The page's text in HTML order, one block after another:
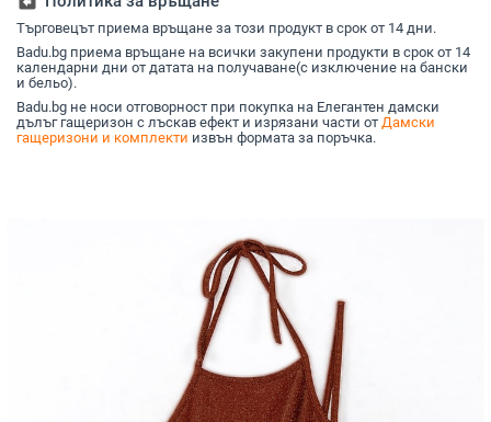
Търговецът приема връщане за този продукт в срок от 14 дни.
Badu.bg приема връщане на всички закупени продукти в срок от 14
календарни дни от датата на получаване(с изключение на бански
и бельо).
Badu.bg не носи отговорност при покупка на Елегантен дамски
дълъг гащеризон с лъскав ефект и изрязани части от Дамски
гащеризони и комплекти извън формата за поръчка.